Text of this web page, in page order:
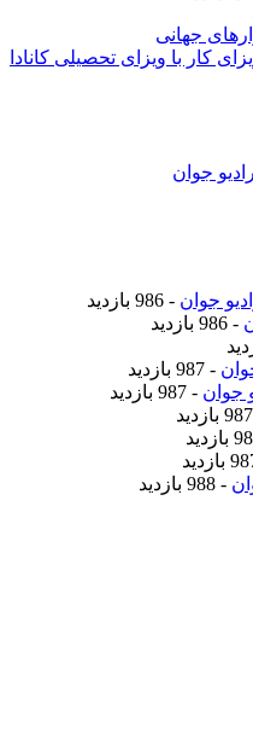
جهانی
کار با ویزای تحصیلی کانادا
جوان
جوان - 986 بازدید
- 986 بازدید
- 987 بازدید
جوان - 987 بازدید
- 988 بازدید